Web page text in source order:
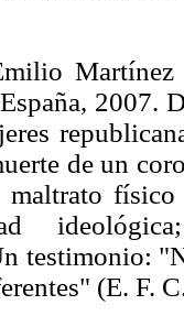
Martínez
2007.
de un
físico
testimonio:
(E. F.